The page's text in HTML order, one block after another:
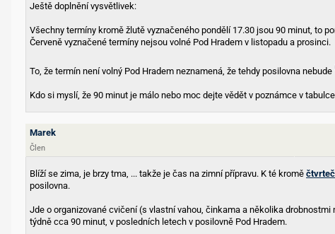
Ještě doplnění vysvětlivek:
Všechny termíny kromě žlutě vyznačeného pondělí 17.30 jsou 90 minut, to
Červeně vyznačené termíny nejsou volné Pod Hradem v listopadu a prosinci.
To, že termín není volný Pod Hradem neznamená, že tehdy posilovna nebude
Kdo si myslí, že 90 minut je málo nebo moc dejte vědět v poznámce v
Marek
Člen
Blíží se zima, je brzy tma, ... takže je čas na zimní přípravu. K té kromě
posilovna.
Jde o organizované cvičení (s vlastní vahou, činkama a několika
týdně cca 90 minut, v posledních letech v posilovně Pod Hradem.